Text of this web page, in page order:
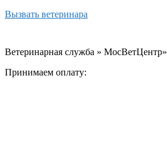
Вызвать ветеринара
Ветеринарная служба » МосВетЦентр»
Принимаем оплату: